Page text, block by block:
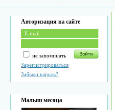
Авторизация на сайте
не запоминать
Зарегистрироваться
Забыли пароль?
Малыш месяца